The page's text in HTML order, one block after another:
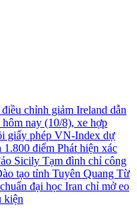
chỉnh giảm Ireland dẫn
nay (10/8), xe hợp
giấy phép VN-Index dự
1.800 điểm Phát hiện xác
Sicily Tạm đình chỉ công
tạo tỉnh Tuyên Quang Từ
đại học Iran chỉ mở eo
kiện